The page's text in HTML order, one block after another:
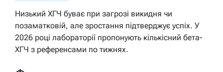
Низький ХГЧ буває при загрозі викидня чи
позаматковій, але зростання підтверджує успіх. У
2026 році лабораторії пропонують кількісний бета-
ХГЧ з референсами по тижнях.